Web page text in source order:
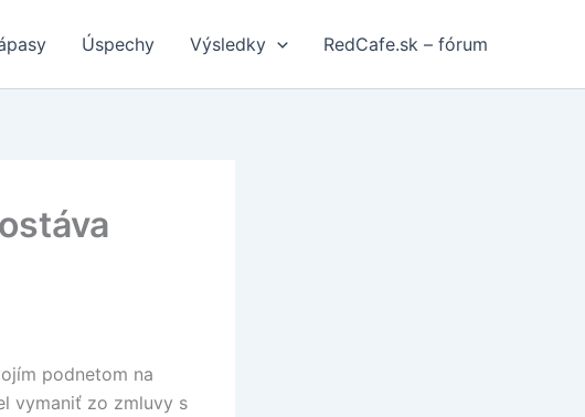
Úspechy Výsledky RedCafe.sk – fórum
podnetom na
vymaniť zo zmluvy s